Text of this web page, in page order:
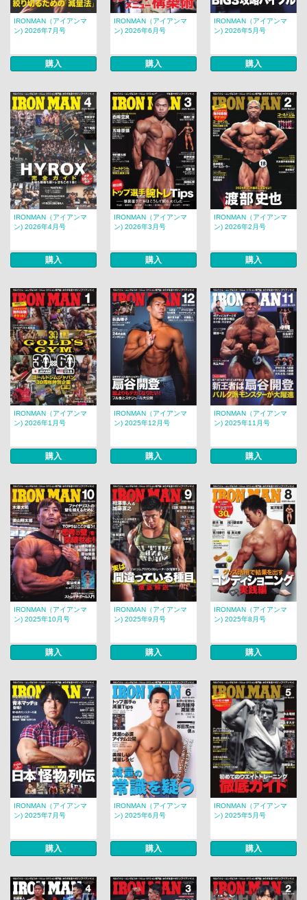
IRONMAN（アイアンマ
ン) 2026年7月号
購入
IRONMAN（アイアンマ
ン) 2026年6月号
購入
IRONMAN（アイアンマ
ン) 2026年5月号
購入
IRONMAN（アイアンマ
ン) 2026年4月号
購入
IRONMAN（アイアンマ
ン) 2026年3月号
購入
IRONMAN（アイアンマ
ン) 2026年2月号
購入
IRONMAN（アイアンマ
ン) 2026年1月号
購入
IRONMAN（アイアンマ
ン) 2025年12月号
購入
IRONMAN（アイアンマ
ン) 2025年11月号
購入
IRONMAN（アイアンマ
ン) 2025年10月号
購入
IRONMAN（アイアンマ
ン) 2025年9月号
購入
IRONMAN（アイアンマ
ン) 2025年8月号
購入
IRONMAN（アイアンマ
ン) 2025年7月号
購入
IRONMAN（アイアンマ
ン) 2025年6月号
購入
IRONMAN（アイアンマ
ン) 2025年5月号
購入